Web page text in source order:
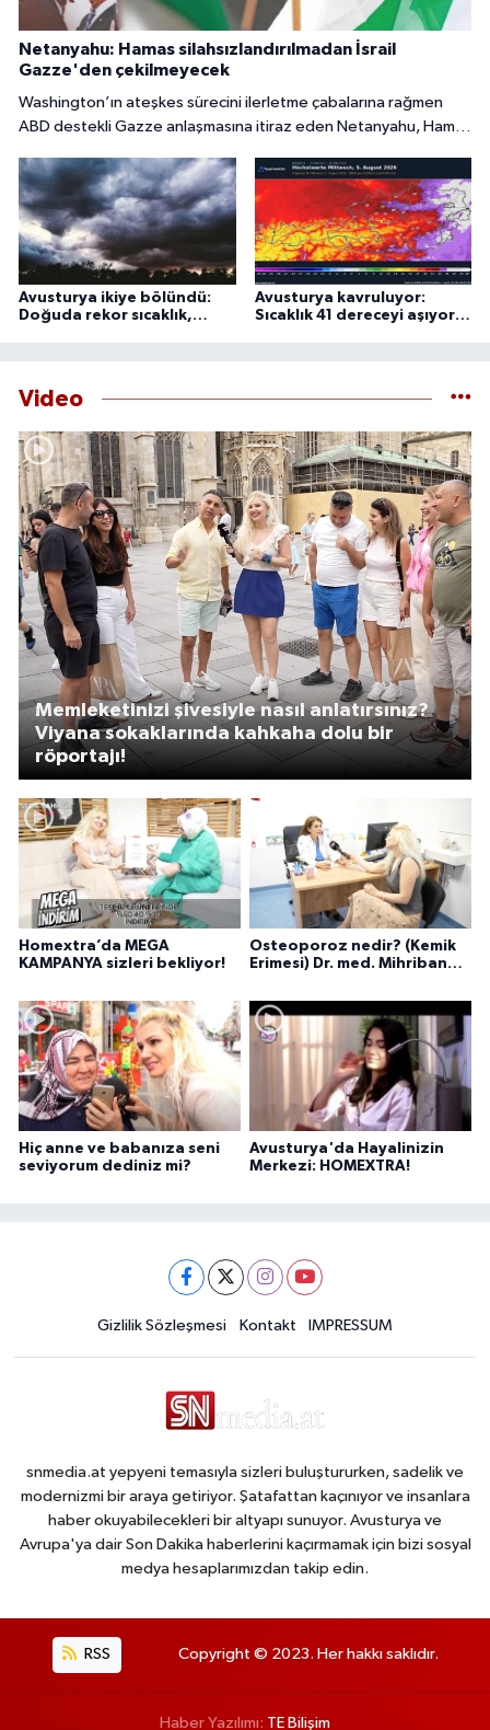
Netanyahu: Hamas silahsızlandırılmadan İsrail
Gazze'den çekilmeyecek
Washington’ın ateşkes sürecini ilerletme çabalarına rağmen
ABD destekli Gazze anlaşmasına itiraz eden Netanyahu, Hamas
çekilmeyeceğini söyledi.
Avusturya ikiye bölündü:
Doğuda rekor sıcaklık,
Avusturya kavruluyor:
Sıcaklık 41 dereceyi aşıyor,
Video
Homextra’da MEGA
KAMPANYA sizleri bekliyor!
Osteoporoz nedir? (Kemik
Erimesi) Dr. med. Mihriban
Memleketinizi şivesiyle nasıl anlatırsınız?
Viyana sokaklarında kahkaha dolu bir
röportajı!
Hiç anne ve babanıza seni
seviyorum dediniz mi?
Avusturya'da Hayalinizin
Merkezi: HOMEXTRA!
Gizlilik Sözleşmesi Kontakt IMPRESSUM
snmedia.at yepyeni temasıyla sizleri buluştururken, sadelik ve
modernizmi bir araya getiriyor. Şatafattan kaçınıyor ve insanlara
haber okuyabilecekleri bir altyapı sunuyor. Avusturya ve
Avrupa'ya dair Son Dakika haberlerini kaçırmamak için bizi sosyal
medya hesaplarımızdan takip edin.
RSS Copyright © 2023. Her hakkı saklıdır.
Haber Yazılımı: TE Bilişim